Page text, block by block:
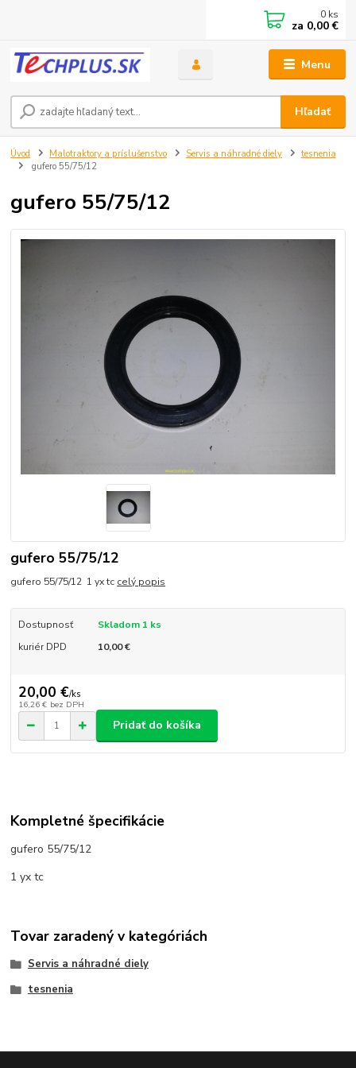
Menu
Hľadať
0 ks
za 0,00 €
Úvod Malotraktory a príslušenstvo Servis a náhradné diely
tesnenia
gufero 55/75/12
gufero 55/75/12
gufero 55/75/12
gufero 55/75/12 1 yx tc celý popis
Dostupnosť
Skladom 1 ks
kuriér DPD
10,00 €
20,00 €/ks
16,26 € bez DPH
Pridať do košíka
Kompletné špecifikácie
gufero 55/75/12
1 yx tc
Tovar zaradený v kategóriách
Servis a náhradné diely
tesnenia